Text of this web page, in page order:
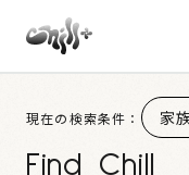
Find Chill
現在の検索条件： 家